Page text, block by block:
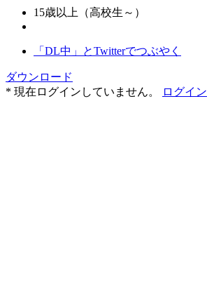
15歳以上（高校生～）
「DL中」とTwitterでつぶやく
ダウンロード
* 現在ログインしていません。
ログイン